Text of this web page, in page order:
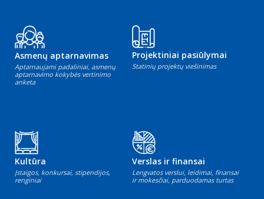
Asmenų aptarnavimas
Aptarnaujami padaliniai, asmenų
aptarnavimo kokybės vertinimo
anketa
Projektiniai pasiūlymai
Statinių projektų viešinimas
Kultūra
Įstaigos, konkursai, stipendijos,
renginiai
Verslas ir finansai
Lengvatos verslui, leidimai, finansai
ir mokesčiai, parduodamas turtas